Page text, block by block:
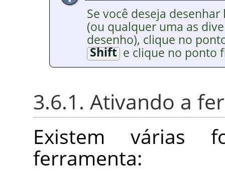
Se você deseja
(ou qualquer uma as
desenho), clique no
Shifte clique no ponto
3.6.1. Ativando a
Existem várias
ferramenta: